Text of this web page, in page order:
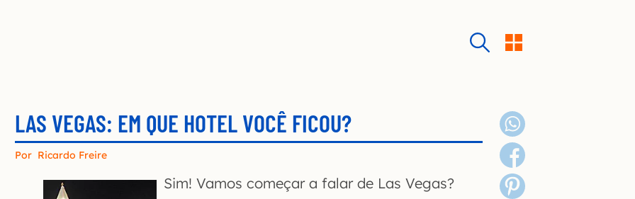
LAS VEGAS: EM QUE HOTEL VOCÊ FICOU?
Por Ricardo Freire
Sim! Vamos começar a falar de Las Vegas?